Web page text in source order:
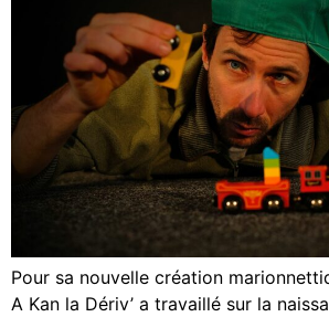
Pour sa nouvelle création
A Kan la Dériv’ a travaillé sur la